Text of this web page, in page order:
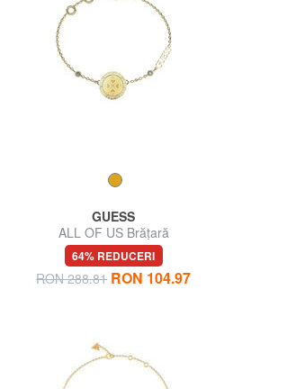
GUESS
ALL OF US Brăţară
64% REDUCERI
RON 288.81 RON 104.97